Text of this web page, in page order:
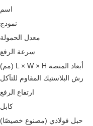
اسم
نموذج
معدل الحمولة
سرعة الرفع
أبعاد المنصة L × W × H (مم)
رش البلاستيك المقاوم للتآكل
ارتفاع الرفع
كابل
حبل فولاذي (مصنوع خصيصًا)